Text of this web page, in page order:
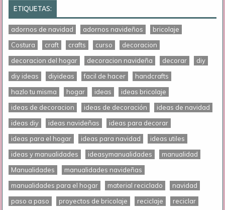
ETIQUETAS:
adornos de navidad adornos navideños
bricolaje
Costura
craft crafts curso
decoracion
decoracion del hogar
decoracion navideña decorar
diy
diy ideas
diyideas facil de hacer
handcrafts
hazlo tu misma
hogar ideas
ideas bricolaje
ideas de decoracion
ideas de decoración
ideas de navidad
ideas diy
ideas navideñas
ideas para decorar
ideas para el hogar
ideas para navidad
ideas utiles
ideas y manualidades
ideasymanualidades
manualidad
Manualidades
manualidades navideñas
manualidades para el hogar
material reciclado
navidad
paso a paso
proyectos de bricolaje reciclaje reciclar